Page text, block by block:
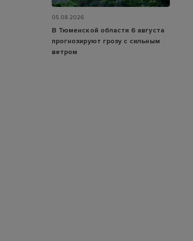
05.08.2026
В Тюменской области 6 августа
прогнозируют грозу с сильным
ветром